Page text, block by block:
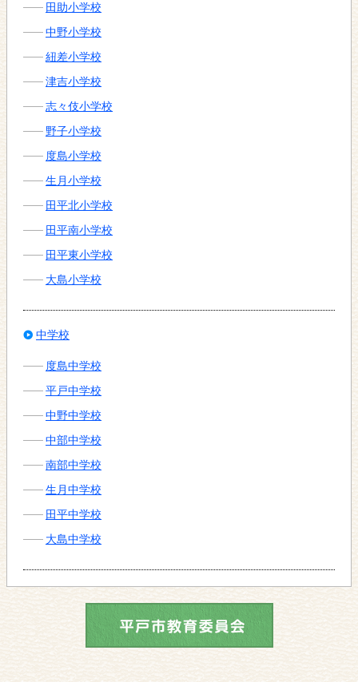
田助小学校
中野小学校
紐差小学校
津吉小学校
志々伎小学校
野子小学校
度島小学校
生月小学校
田平北小学校
田平南小学校
田平東小学校
大島小学校
中学校
度島中学校
平戸中学校
中野中学校
中部中学校
南部中学校
生月中学校
田平中学校
大島中学校